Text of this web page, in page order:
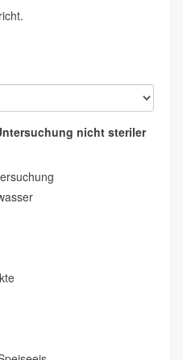
nicht steriler